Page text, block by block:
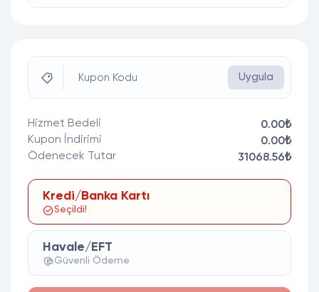
Kupon Kodu Uygula
Hizmet Bedeli
0.00₺
Kupon İndirimi
0.00₺
Ödenecek Tutar
31068.56₺
Kredi/Banka Kartı
Seçildi!
Havale/EFT
Güvenli Ödeme